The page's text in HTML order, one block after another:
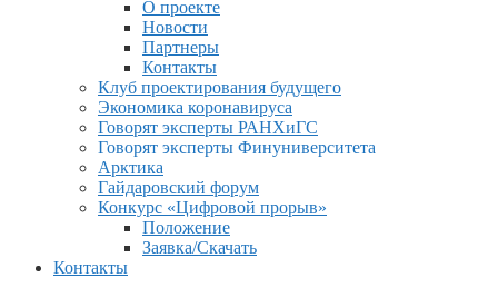
О проекте
Новости
Партнеры
Контакты
Клуб проектирования будущего
Экономика коронавируса
Говорят эксперты РАНХиГС
Говорят эксперты Финуниверситета
Арктика
Гайдаровский форум
Конкурс «Цифровой прорыв»
Положение
Заявка/Скачать
Контакты